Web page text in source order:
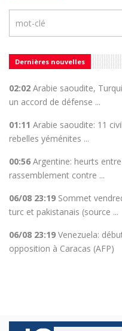
Dernières nouvelles
02:02 Arabie saoudite,
un accord de défense ...
01:11 Arabie saoudite: 11
rebelles yéménites ...
00:56 Argentine: heurts
rassemblement contre ...
06/08 23:19 Sommet
turc et pakistanais (source ...
06/08 23:19 Venezuela:
opposition à Caracas (AFP)